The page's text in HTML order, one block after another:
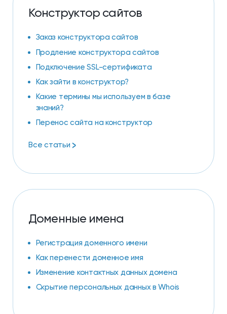
Конструктор сайтов
Заказ конструктора сайтов
Продление конструктора сайтов
Подключение SSL-сертификата
Как зайти в конструктор?
Какие термины мы используем в базе
знаний?
Перенос сайта на конструктор
Все статьи >
Доменные имена
Регистрация доменного имени
Как перенести доменное имя
Изменение контактных данных домена
Скрытие персональных данных в Whois